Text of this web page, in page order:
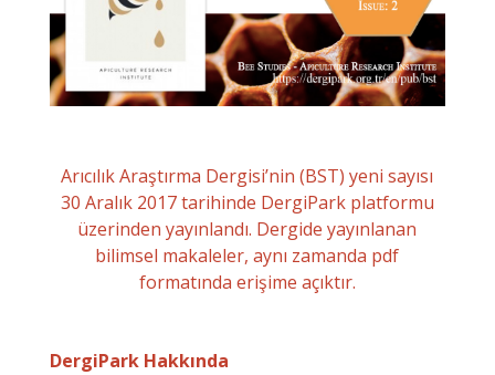
Arıcılık Araştırma Dergisi’nin (BST) yeni sayısı
30 Aralık 2017 tarihinde DergiPark platformu
üzerinden yayınlandı. Dergide yayınlanan
bilimsel makaleler, aynı zamanda pdf
formatında erişime açıktır.
DergiPark Hakkında